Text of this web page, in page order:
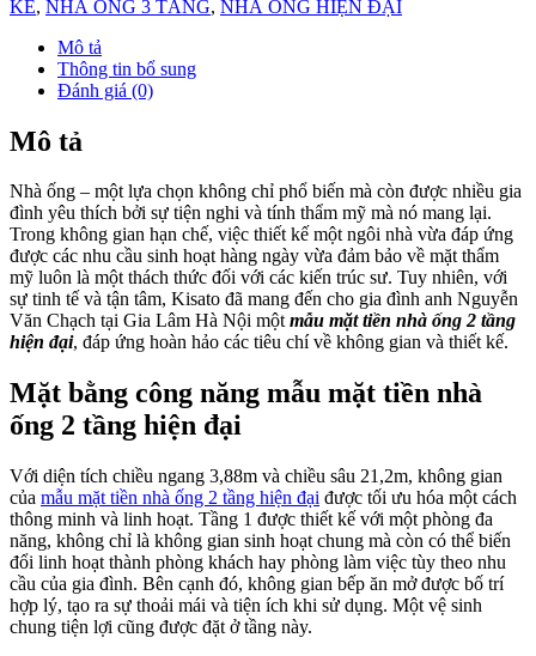
KẾ, NHÀ ỐNG 3 TẦNG, NHÀ ỐNG HIỆN ĐẠI
Mô tả
Thông tin bổ sung
Đánh giá (0)
Mô tả
Nhà ống – một lựa chọn không chỉ phổ biến mà còn được nhiều gia
đình yêu thích bởi sự tiện nghi và tính thẩm mỹ mà nó mang lại.
Trong không gian hạn chế, việc thiết kế một ngôi nhà vừa đáp ứng
được các nhu cầu sinh hoạt hàng ngày vừa đảm bảo về mặt thẩm
mỹ luôn là một thách thức đối với các kiến trúc sư. Tuy nhiên, với
sự tinh tế và tận tâm, Kisato đã mang đến cho gia đình anh Nguyễn
Văn Chạch tại Gia Lâm Hà Nội mộtmẫu mặt tiền nhà ống 2 tầng
hiện đại, đáp ứng hoàn hảo các tiêu chí về không gian và thiết kế.
Mặt bằng công năng mẫu mặt tiền nhà
ống 2 tầng hiện đại
Với diện tích chiều ngang 3,88m và chiều sâu 21,2m, không gian
của mẫu mặt tiền nhà ống 2 tầng hiện đại được tối ưu hóa một cách
thông minh và linh hoạt. Tầng 1 được thiết kế với một phòng đa
năng, không chỉ là không gian sinh hoạt chung mà còn có thể biến
đổi linh hoạt thành phòng khách hay phòng làm việc tùy theo nhu
cầu của gia đình. Bên cạnh đó, không gian bếp ăn mở được bố trí
hợp lý, tạo ra sự thoải mái và tiện ích khi sử dụng. Một vệ sinh
chung tiện lợi cũng được đặt ở tầng này.